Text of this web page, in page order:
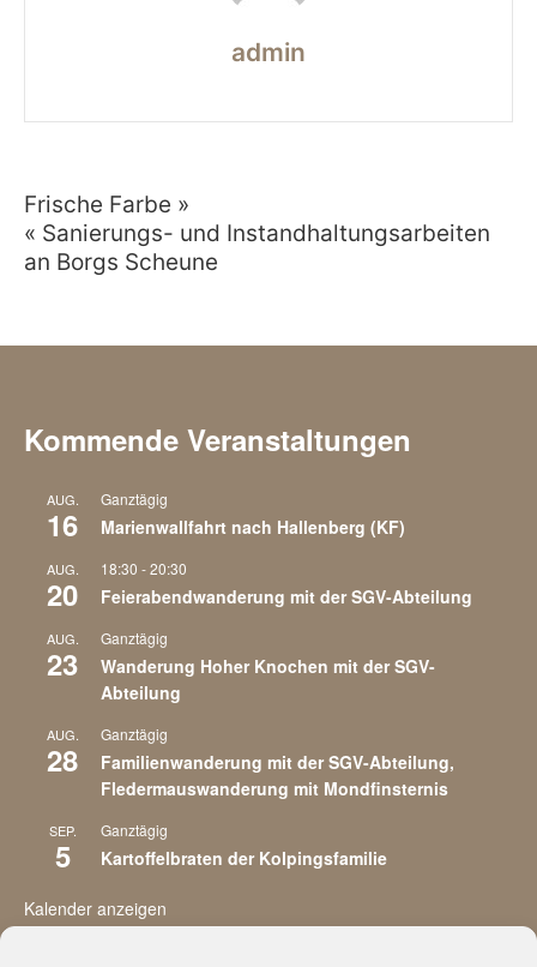
admin
Beitragsnavigation
Frische Farbe »
« Sanierungs- und Instandhaltungsarbeiten
an Borgs Scheune
Kommende Veranstaltungen
AUG.
16
Ganztägig
Marienwallfahrt nach Hallenberg (KF)
AUG.
20
18:30 -20:30
Feierabendwanderung mit der SGV-Abteilung
AUG.
23
Ganztägig
Wanderung Hoher Knochen mit der SGV-
Abteilung
AUG.
28
Ganztägig
Familienwanderung mit der SGV-Abteilung,
Fledermauswanderung mit Mondfinsternis
SEP.
5
Ganztägig
Kartoffelbraten der Kolpingsfamilie
Kalender anzeigen